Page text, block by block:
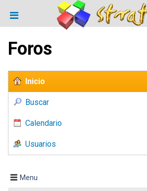
Foros
Inicio
Buscar
Calendario
Usuarios
Menu